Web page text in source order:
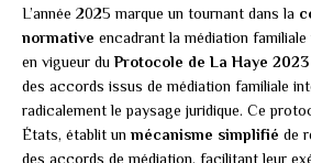
L’année 2025 marque un tournant dans la
normative encadrant la médiation familiale
en vigueur duProtocole de La Haye 2023
des accords issus de médiation familiale
radicalement le paysage juridique. Ce
États, établit un mécanisme simplifié de
des accords de médiation, facilitant leur